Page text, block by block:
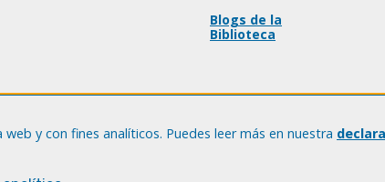
Blogs de la
Biblioteca
y con fines analíticos. Puedes leer más en nuestra